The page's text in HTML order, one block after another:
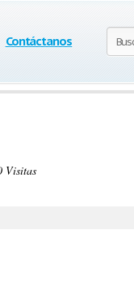
Contáctanos
Visitas